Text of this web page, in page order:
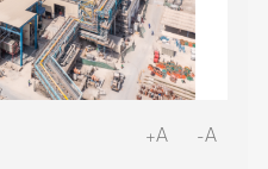
A-
A+